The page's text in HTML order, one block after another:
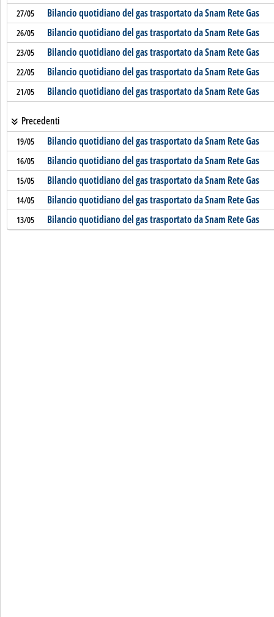
27/05 Bilancio quotidiano del gas trasportato da Snam Rete Gas
26/05 Bilancio quotidiano del gas trasportato da Snam Rete Gas
23/05 Bilancio quotidiano del gas trasportato da Snam Rete Gas
22/05 Bilancio quotidiano del gas trasportato da Snam Rete Gas
21/05 Bilancio quotidiano del gas trasportato da Snam Rete Gas
Precedenti
19/05 Bilancio quotidiano del gas trasportato da Snam Rete Gas
16/05 Bilancio quotidiano del gas trasportato da Snam Rete Gas
15/05 Bilancio quotidiano del gas trasportato da Snam Rete Gas
14/05 Bilancio quotidiano del gas trasportato da Snam Rete Gas
13/05 Bilancio quotidiano del gas trasportato da Snam Rete Gas